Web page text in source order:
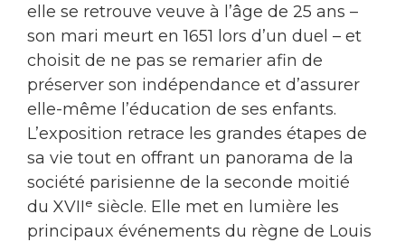
elle se retrouve veuve à l’âge de 25 ans –
son mari meurt en 1651 lors d’un duel – et
choisit de ne pas se remarier afin de
préserver son indépendance et d’assurer
elle-même l’éducation de ses enfants.
L’exposition retrace les grandes étapes de
sa vie tout en offrant un panorama de la
société parisienne de la seconde moitié
du XVIIᵉ siècle. Elle met en lumière les
principaux événements du règne de Louis